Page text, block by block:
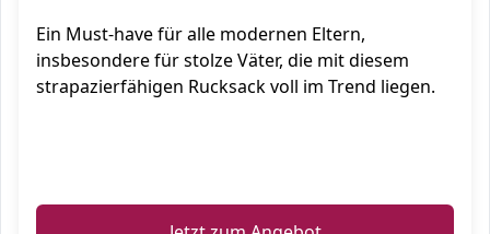
Ein Must-have für alle modernen Eltern,
insbesondere für stolze Väter, die mit diesem
strapazierfähigen Rucksack voll im Trend liegen.